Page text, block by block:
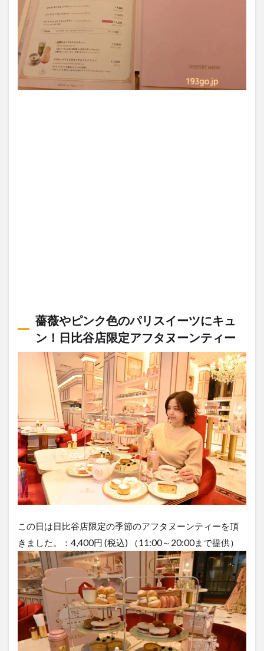
薔薇やピンク色のパリスイーツにキュ
ン！日比谷店限定アフタヌーンティー
この日は日比谷店限定の季節のアフタヌーンティーを頂
きました。：4,400円 (税込) （11:00～20:00まで提供）